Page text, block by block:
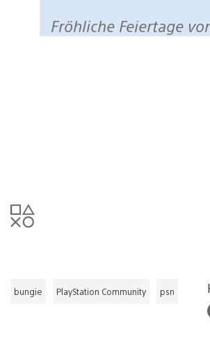
Fröhliche Feiertage
bungie PlayStation Community psn